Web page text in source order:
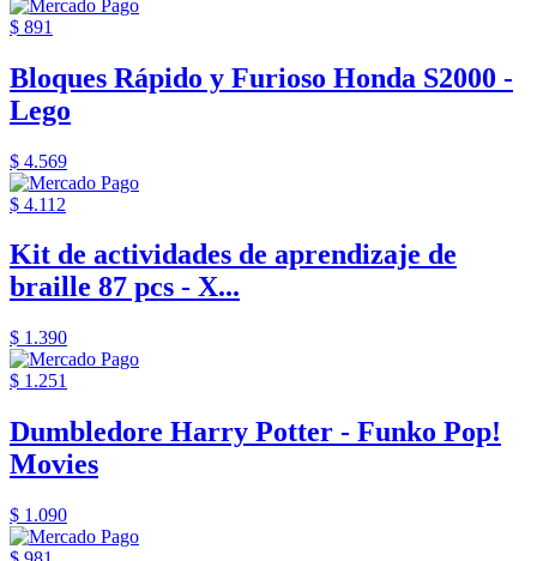
$ 891
Bloques Rápido y Furioso Honda S2000 -
Lego
$ 4.569
$ 4.112
Kit de actividades de aprendizaje de
braille 87 pcs - X...
$ 1.390
$ 1.251
Dumbledore Harry Potter - Funko Pop!
Movies
$ 1.090